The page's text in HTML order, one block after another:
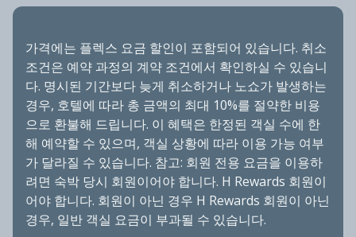
가격에는 플렉스 요금 할인이 포함되어 있습니다. 취소
조건은 예약 과정의 계약 조건에서 확인하실 수 있습니
다. 명시된 기간보다 늦게 취소하거나 노쇼가 발생하는
경우, 호텔에 따라 총 금액의 최대 10%를 절약한 비용
으로 환불해 드립니다. 이 혜택은 한정된 객실 수에 한
해 예약할 수 있으며, 객실 상황에 따라 이용 가능 여부
가 달라질 수 있습니다. 참고: 회원 전용 요금을 이용하
려면 숙박 당시 회원이어야 합니다. H Rewards 회원이
어야 합니다. 회원이 아닌 경우 H Rewards 회원이 아닌
경우, 일반 객실 요금이 부과될 수 있습니다.